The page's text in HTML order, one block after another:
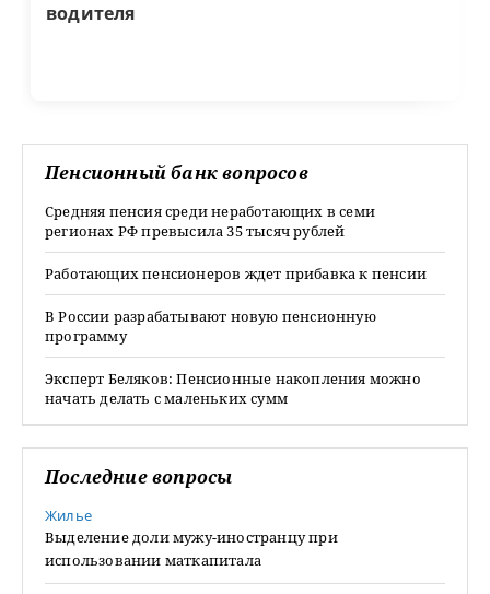
водителя
Пенсионный банк вопросов
Средняя пенсия среди неработающих в семи
регионах РФ превысила 35 тысяч рублей
Работающих пенсионеров ждет прибавка к пенсии
В России разрабатывают новую пенсионную
программу
Эксперт Беляков: Пенсионные накопления можно
начать делать с маленьких сумм
Последние вопросы
Жилье
Выделение доли мужу-иностранцу при
использовании маткапитала